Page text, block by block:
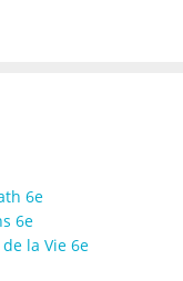
6e
6e
la Vie 6e